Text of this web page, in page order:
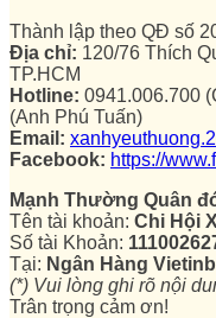
Thành lập theo QĐ số
Địa chỉ: 120/76 Thích
TP.HCM
Hotline: 0941.006.700
(Anh Phú Tuấn)
Email:
Facebook: https://
Mạnh Thường Quân
Tên tài khoản: Chi Hội
Số tài Khoản:
Tại: Ngân Hàng
(*) Vui lòng ghi rõ nội
Trân trọng cảm ơn!